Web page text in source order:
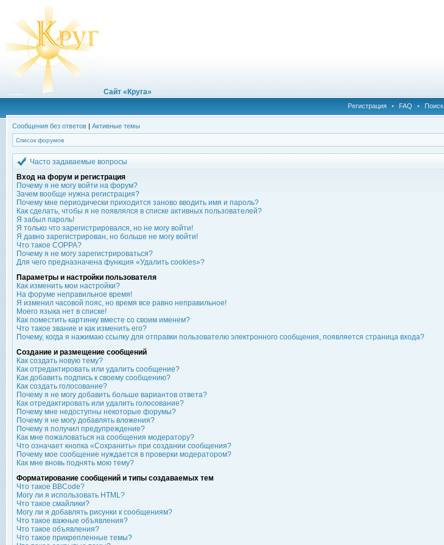
Сайт «Круга»
Регистрация • FAQ • Поиск
Сообщения без ответов | Активные темы
Список форумов
Часто задаваемые вопросы
Вход на форум и регистрация
Почему я не могу войти на форум?
Зачем вообще нужна регистрация?
Почему мне периодически приходится заново вводить имя и пароль?
Как сделать, чтобы я не появлялся в списке активных пользователей?
Я забыл пароль!
Я только что зарегистрировался, но не могу войти!
Я давно зарегистрирован, но больше не могу войти!
Что такое COPPA?
Почему я не могу зарегистрироваться?
Для чего предназначена функция «Удалить cookies»?
Параметры и настройки пользователя
Как изменить мои настройки?
На форуме неправильное время!
Я изменил часовой пояс, но время все равно неправильное!
Моего языка нет в списке!
Как поместить картинку вместе со своим именем?
Что такое звание и как изменить его?
Почему, когда я нажимаю ссылку для отправки пользователю электронного сообщения, появляется страница входа?
Создание и размещение сообщений
Как создать новую тему?
Как отредактировать или удалить сообщение?
Как добавить подпись к своему сообщению?
Как создать голосование?
Почему я не могу добавить больше вариантов ответа?
Как отредактировать или удалить голосование?
Почему мне недоступны некоторые форумы?
Почему я не могу добавлять вложения?
Почему я получил предупреждение?
Как мне пожаловаться на сообщения модератору?
Что означает кнопка «Сохранить» при создании сообщения?
Почему мое сообщение нуждается в проверки модератором?
Как мне вновь поднять мою тему?
Форматирование сообщений и типы создаваемых тем
Что такое BBCode?
Могу ли я использовать HTML?
Что такое смайлики?
Могу ли я добавлять рисунки к сообщениям?
Что такое важные объявления?
Что такое объявления?
Что такое прикрепленные темы?